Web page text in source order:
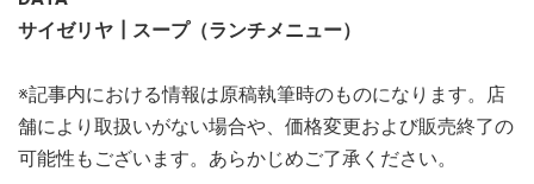
サイゼリヤ┃スープ（ランチメニュー）
※記事内における情報は原稿執筆時のものになります。店
舗により取扱いがない場合や、価格変更および販売終了の
可能性もございます。あらかじめご了承ください。